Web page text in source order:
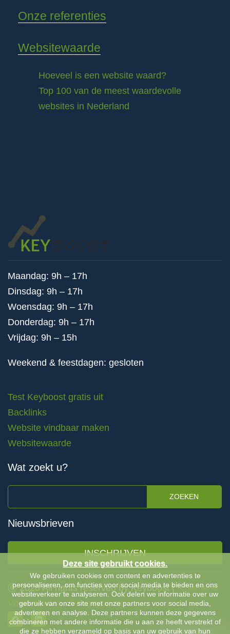
Onze referenties
Websitewaarde
Hoeveel is een website waard?
Top 100 van de meest waardevolle
websites in Nederland
Maandag: 9h – 17h
Dinsdag: 9h – 17h
Woensdag: 9h – 17h
Donderdag: 9h – 17h
Vrijdag: 9h – 15h
Weekend & feestdagen: gesloten
Test Keyboost gratis uit
Backlinks
Website vindbaar maken
Websitewaarde
Wat zoekt u?
ZOEKEN
Nieuwsbrieven
INSCHRIJVEN
Ⓒ 2026 All rights reserved by Keyboost |Algemene
Voorwaarden-Privacybeleid
Deze site gebruikt cookies.
We gebruiken cookies om content en advertenties te
personaliseren, om functies voor social media te bieden en ons
websiteverkeer te analyseren. Ook delen we informatie over uw
gebruik van onze site met onze partners voor social media,
adverteren en analyse. Deze partners kunnen deze gegevens
combineren met andere informatie die u aan ze heeft verstrekt of
die ze hebben verzameld op basis van uw gebruik van hun